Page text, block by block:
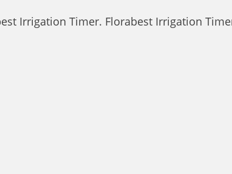
Irrigation Timer. Florabest Irrigation